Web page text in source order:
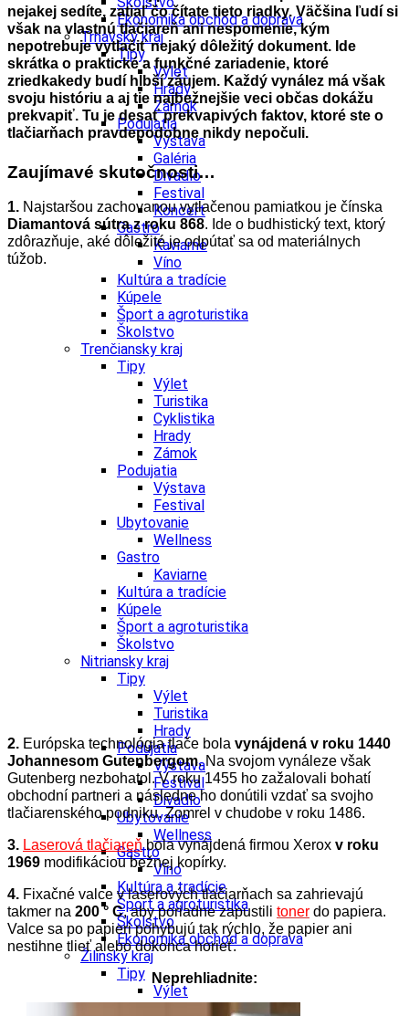
Ekonomika obchod a doprava
Trnavský kraj
Tipy
Výlet
Hrady
Zámok
Podujatia
Výstava
Galéria
Divadlo
Festival
Koncert
Gastro
Kaviarne
Víno
Kultúra a tradície
Kúpele
Šport a agroturistika
Školstvo
Trenčiansky kraj
Tipy
Výlet
Turistika
Cyklistika
Hrady
Zámok
Podujatia
Výstava
Festival
Ubytovanie
Wellness
Gastro
Kaviarne
Kultúra a tradície
Kúpele
Šport a agroturistika
Školstvo
Nitriansky kraj
Tipy
Výlet
Turistika
Hrady
Podujatia
Výstava
Festival
Divadlo
Ubytovanie
Wellness
Gastro
Víno
Kultúra a tradície
Šport a agroturistika
Školstvo
Ekonomika obchod a doprava
Žilinský kraj
Tipy
Výlet
nejakej sedíte, zatiaľ čo čítate tieto riadky. Väčšina ľudí si
však na vlastnú tlačiareň ani nespomenie, kým
nepotrebuje vytlačiť nejaký dôležitý dokument. Ide
skrátka o praktické a funkčné zariadenie, ktoré
zriedkakedy budí hlbší záujem. Každý vynález má však
svoju históriu a aj tie najbežnejšie veci občas dokážu
prekvapiť. Tu je desať prekvapivých faktov, ktoré ste o
tlačiarňach pravdepodobne nikdy nepočuli.
Zaujímavé skutočnosti…
1. Najstaršou zachovanou vytlačenou pamiatkou je čínska
Diamantová sútra z roku 868. Ide o budhistický text, ktorý
zdôrazňuje, aké dôležité je odpútať sa od materiálnych
túžob.
2. Európska technológia tlače bola vynájdená v roku 1440
Johannesom Gutenbergom. Na svojom vynáleze však
Gutenberg nezbohatol. V roku 1455 ho zažalovali bohatí
obchodní partneri a následne ho donútili vzdať sa svojho
tlačiarenského podniku. Zomrel v chudobe v roku 1486.
3. Laserová tlačiareň bola vynájdená firmou Xerox v roku
1969 modifikáciou bežnej kopírky.
4. Fixačné valce v laserových tlačiarňach sa zahrievajú
takmer na 200 ° C, aby poriadne zapustili toner do papiera.
Valce sa po papieri pohybujú tak rýchlo, že papier ani
nestihne tlieť alebo dokonca horieť.
Neprehliadnite: